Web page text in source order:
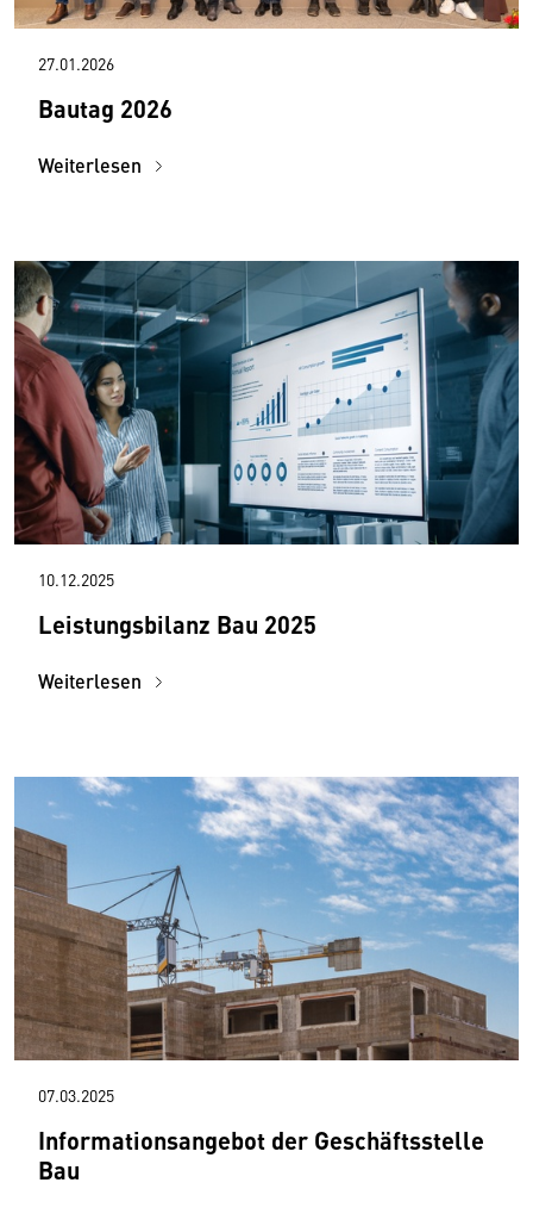
27.01.2026
Bautag 2026
Weiterlesen
10.12.2025
Leistungsbilanz Bau 2025
Weiterlesen
07.03.2025
Informationsangebot der Geschäftsstelle
Bau